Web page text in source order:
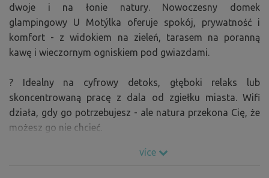
dwoje i na łonie natury. Nowoczesny domek
glampingowy U Motýlka oferuje spokój, prywatność i
komfort - z widokiem na zieleń, tarasem na poranną
kawę i wieczornym ogniskiem pod gwiazdami.
? Idealny na cyfrowy detoks, głęboki relaks lub
skoncentrowaną pracę z dala od zgiełku miasta. Wifi
działa, gdy go potrzebujesz - ale natura przekona Cię, że
możesz go nie chcieć.
Stylowy wypoczynek w górach Highlands. Minimum ludzi,
více